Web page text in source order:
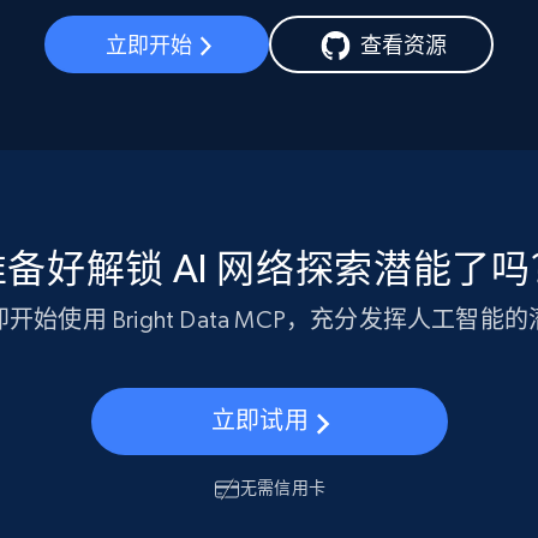
立即开始 查看资源
好解锁 AI 网络探索潜能了吗
开始使用 Bright Data MCP，充分发挥人工智能的
立即试用
无需信用卡